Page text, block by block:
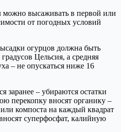
можно высаживать в первой или
от погодных условий
огурцов должна быть
Цельсия, а средняя
– не опускаться ниже 16
заранее – убираются остатки
перекопку вносят органику –
компоста на каждый квадрат
суперфосфат, калийную